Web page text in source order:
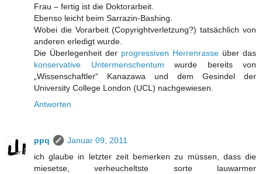
Frau – fertig ist die Doktorarbeit.
Ebenso leicht beim Sarrazin-Bashing.
Wobei die Vorarbeit (Copyrightverletzung?) tatsächlich von
anderen erledigt wurde.
Die Überlegenheit der progressiven Herrenrasse über das
konservative Untermenschentum wurde bereits von
„Wissenschaftler“ Kanazawa und dem Gesindel der
University College London (UCL) nachgewiesen.
Antworten
ppq
Januar 09, 2011
ich glaube in letzter zeit bemerken zu müssen, dass die
miesetse, verheucheltste sorte lauwarmer